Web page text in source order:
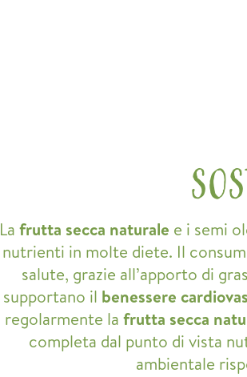
Lafrutta secca naturale e i semi
nutrienti in molte diete. Il
salute, grazie all’apporto di
supportano il benessere
regolarmente la frutta secca
completa dal punto di vista
ambientale